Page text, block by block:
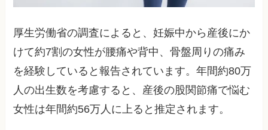
厚生労働省の調査によると、妊娠中から産後にか
けて約7割の女性が腰痛や背中、骨盤周りの痛み
を経験していると報告されています。年間約80万
人の出生数を考慮すると、産後の股関節痛で悩む
女性は年間約56万人に上ると推定されます。